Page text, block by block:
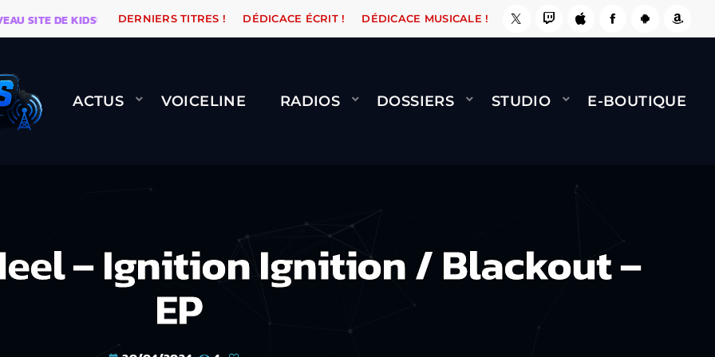
DE KIDSUNE WARÉTRO ORANGE ROAD QUI PASSE, ÇA LE FAIT ! NAMI BERNARD MINET -
DERNIERS TITRES ! DÉDICACE ÉCRIT ! DÉDICACE MUSICALE !
ACTUS VOICELINE RADIOS DOSSIERS STUDIO E-BOUTIQUE
– Ignition Ignition / Blackout –
EP